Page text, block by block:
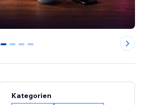
0 1 2 3
Kategorien